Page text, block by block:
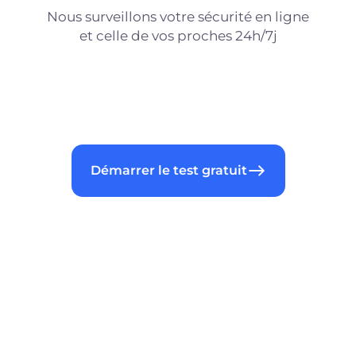
Nous surveillons votre sécurité en ligne
et celle de vos proches 24h/7j
Démarrer le test gratuit